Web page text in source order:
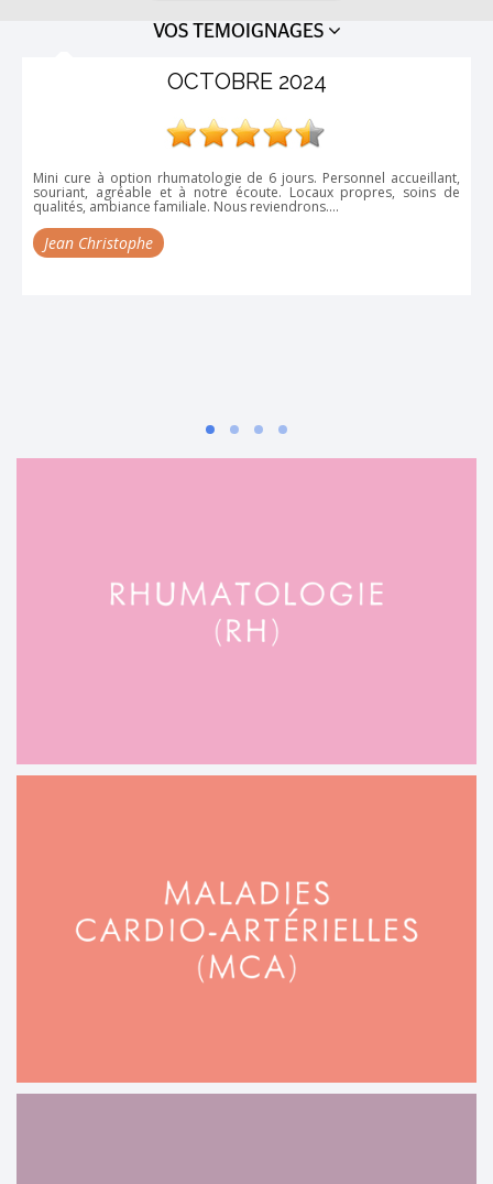
VOS TEMOIGNAGES
accueillant,
propres, soins de
TRÈS SATISFAITE
Très satisfaite de ma cure thermale, la première.
très familiale, accueil chaleureux, tout le
sympathique, sérieux, compétent et souriant, le